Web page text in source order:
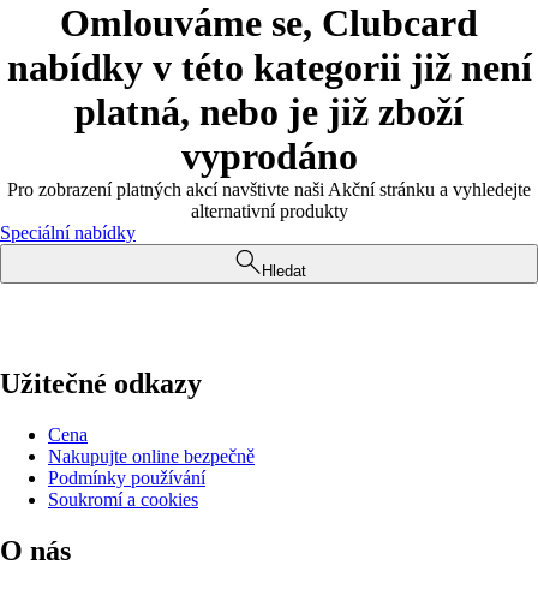
Omlouváme se, Clubcard
nabídky v této kategorii již není
platná, nebo je již zboží
vyprodáno
Pro zobrazení platných akcí navštivte naši Akční stránku a vyhledejte
alternativní produkty
Speciální nabídky
Hledat
Užitečné odkazy
Cena
Nakupujte online bezpečně
Podmínky používání
Soukromí a cookies
O nás